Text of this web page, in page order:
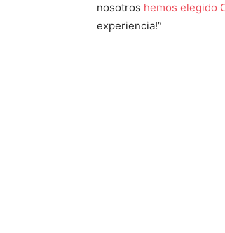
nosotros hemos elegido
experiencia!”